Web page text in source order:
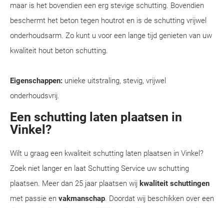
maar is het bovendien een erg stevige schutting. Bovendien
beschermt het beton tegen houtrot en is de schutting vrijwel
onderhoudsarm. Zo kunt u voor een lange tijd genieten van uw
kwaliteit hout beton schutting.
Eigenschappen: unieke uitstraling, stevig, vrijwel
onderhoudsvrij.
Een schutting laten plaatsen in
Vinkel?
Wilt u graag een kwaliteit schutting laten plaatsen in Vinkel?
Zoek niet langer en laat Schutting Service uw schutting
plaatsen. Meer dan 25 jaar plaatsen wij kwaliteit schuttingen
met passie en vakmanschap. Doordat wij beschikken over een